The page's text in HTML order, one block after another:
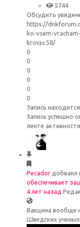
5744
Обсудить
https://
ko-vsem-
krovju.58/
0
0
0
0
0
0
Запись
Запись успешно
ленте активности.
Pecador добваил
обеспечивает
4 лет назад
Вакцина вообще
Шведских ученых